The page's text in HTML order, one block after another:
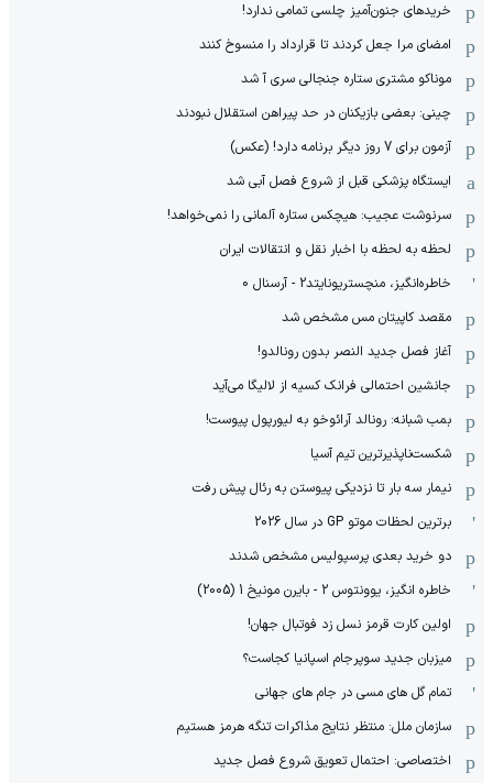
خریدهای جنون‌آمیز چلسی تمامی ندارد!
امضای مرا جعل کردند تا قرارداد را منسوخ کنند
موناکو مشتری ستاره جنجالی سری آ شد
چینی: بعضی بازیکنان در حد پیراهن استقلال نبودند
آزمون برای 7 روز دیگر برنامه دارد! (عکس)
ایستگاه پزشکی قبل از شروع فصل آبی شد
سرنوشت عجیب: هیچکس ستاره آلمانی را نمی‌خواهد!
لحظه به لحظه با اخبار نقل و انتقالات ایران
خاطره‌انگیز، منچستریونایتد2 - آرسنال 0
مقصد کاپیتان مس مشخص شد
آغاز فصل جدید النصر بدون رونالدو!
جانشین احتمالی فرانک کسیه از لالیگا می‌آید
بمب شبانه: رونالد آرائوخو به لیورپول پیوست!
شکست‌ناپذیرترین تیم آسیا
نیمار سه بار تا نزدیکی پیوستن به رئال پیش رفت
برترین لحظات موتو GP در سال 2026
دو خرید بعدی پرسپولیس مشخص شدند
خاطره انگیز، یوونتوس 2 - بایرن مونیخ 1 (2005)
اولین کارت قرمز نسل زد فوتبال جهان!
میزبان جدید سوپرجام اسپانیا کجاست؟
تمام گل های مسی در جام های جهانی
سازمان ملل: منتظر نتایج مذاکرات تنگه هرمز هستیم
اختصاصی: احتمال تعویق شروع فصل جدید